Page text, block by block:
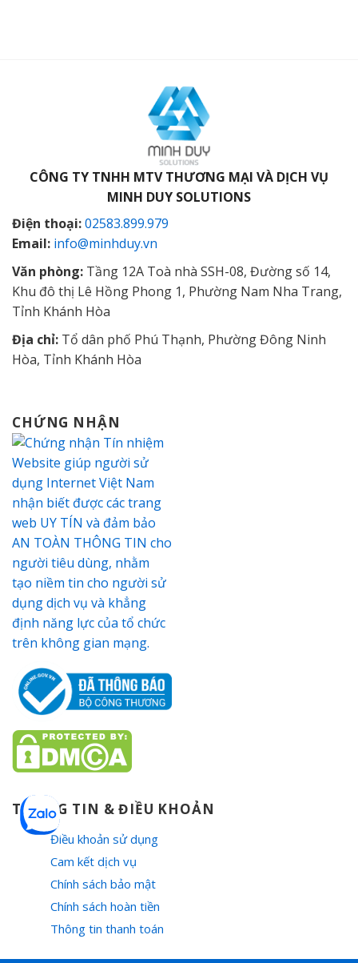
CÔNG TY TNHH MTV THƯƠNG MẠI VÀ DỊCH VỤ
MINH DUY SOLUTIONS
Điện thoại:02583.899.979
Email: info@minhduy.vn
Văn phòng: Tầng 12A Toà nhà SSH-08, Đường số 14,
Khu đô thị Lê Hồng Phong 1, Phường Nam Nha Trang,
Tỉnh Khánh Hòa
Địa chỉ: Tổ dân phố Phú Thạnh, Phường Đông Ninh
Hòa, Tỉnh Khánh Hòa
CHỨNG NHẬN
THÔNG TIN & ĐIỀU KHOẢN
Điều khoản sử dụng
Cam kết dịch vụ
Chính sách bảo mật
Chính sách hoàn tiền
Thông tin thanh toán